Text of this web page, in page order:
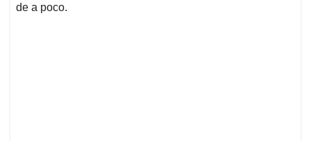
de a poco.